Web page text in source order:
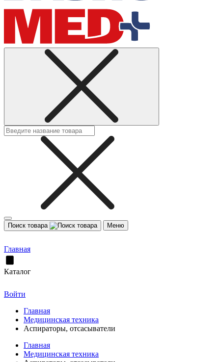
Поиск товара Меню
Главная
Каталог
Войти
Главная
Медицинская техника
Аспираторы, отсасыватели
Главная
Медицинская техника